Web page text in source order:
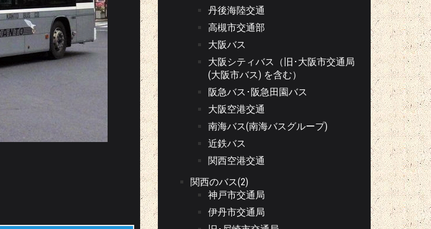
丹後海陸交通
高槻市交通部
大阪バス
大阪シティバス（旧･大阪市交通局
(大阪市バス) を含む）
阪急バス･阪急田園バス
大阪空港交通
南海バス(南海バスグループ)
近鉄バス
関西空港交通
関西のバス(2)
神戸市交通局
伊丹市交通局